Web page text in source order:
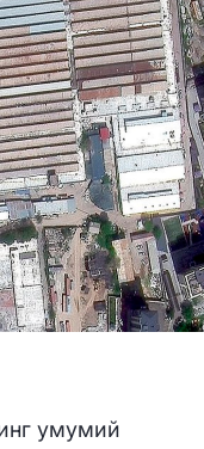
умумий